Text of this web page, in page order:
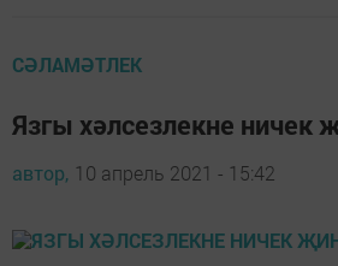
СӘЛАМӘТЛЕК
Язгы хәлсезлекне ничек
автор, 10 апрель 2021 - 15:42